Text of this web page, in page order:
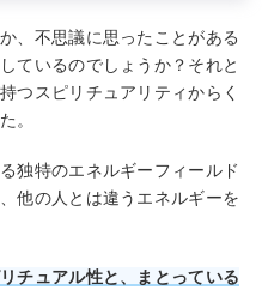
、不思議に思ったことがある
ているのでしょうか？それと
つスピリチュアリティからく
。
独特のエネルギーフィールド
他の人とは違うエネルギーを
チュアル性と、まとっている